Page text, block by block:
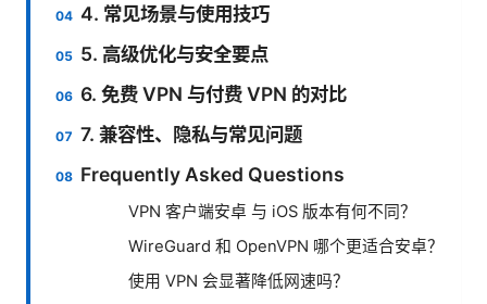
4. 常见场景与使用技巧
5. 高级优化与安全要点
6. 免费 VPN 与付费 VPN 的对比
7. 兼容性、隐私与常见问题
Frequently Asked Questions
VPN 客户端安卓 与 iOS 版本有何不同？
WireGuard 和 OpenVPN 哪个更适合安卓？
使用 VPN 会显著降低网速吗？